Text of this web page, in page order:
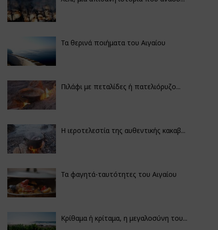
Τα θερινά ποιήματα του Αιγαίου
Πιλάφι με πεταλίδες ή πατελιόρυζο...
Η ιεροτελεστία της αυθεντικής κακαβ...
Τα φαγητά-ταυτότητες του Αιγαίου
Κρίθαμα ή κρίταμα, η μεγαλοσύνη του...